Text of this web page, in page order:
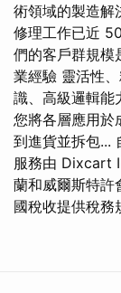
術領域的製造解
修理工作已近
們的客戶群規模
業經驗 靈活性
識、高級邏輯能
您將各層應用於
到進貨並拆包...
服務由 Dixcart
蘭和威爾斯特
國稅收提供稅務